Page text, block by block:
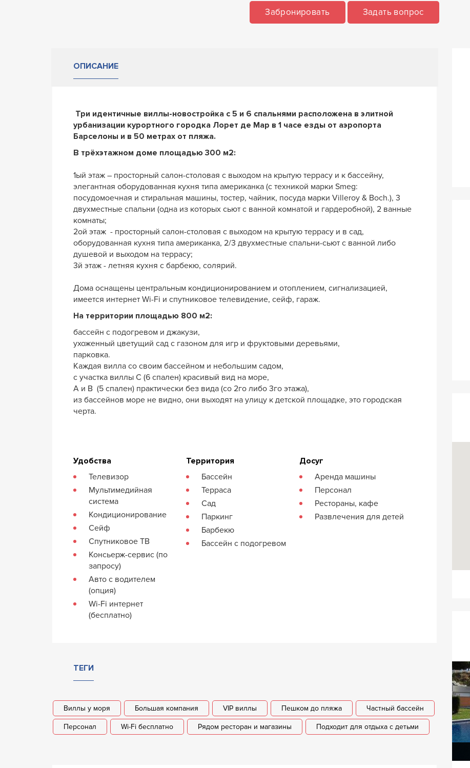
Забронировать Задать вопрос
ОПИСАНИЕ
Три идентичные виллы-новостройка с 5 и 6 спальнями расположена в элитной
урбанизации курортного городка Лорет де Мар в 1 часе езды от аэропорта
Барселоны и в 50 метрах от пляжа.
В трёхэтажном доме площадью 300 м2:
1ый этаж – просторный салон-столовая с выходом на крытую террасу и к бассейну,
элегантная оборудованная кухня типа американка (с техникой марки Smeg:
посудомоечная и стиральная машины, тостер, чайник, посуда марки Villeroy & Boch.), 3
двухместные спальни (одна из которых сьют с ванной комнатой и гардеробной), 2 ванные
комнаты;
2ой этаж - просторный салон-столовая с выходом на крытую террасу и в сад,
оборудованная кухня типа американка, 2/3 двухместные спальни-сьют с ванной либо
душевой и выходом на террасу;
3й этаж - летняя кухня с барбекю, солярий.
Дома оснащены центральным кондиционированием и отоплением, сигнализацией,
имеется интернет Wi-Fi и спутниковое телевидение, сейф, гараж.
На территории площадью 800 м2:
бассейн с подогревом и джакузи,
ухоженный цветущий сад с газоном для игр и фруктовыми деревьями,
парковка.
Каждая вилла со своим бассейном и небольшим садом,
с участка виллы С (6 спален) красивый вид на море,
А и В (5 спален) практически без вида (со 2го либо 3го этажа),
из бассейнов море не видно, они выходят на улицу к детской площадке, это городская
черта.
Удобства
Телевизор
Мультимедийная
система
Кондиционирование
Сейф
Спутниковое ТВ
Консьерж-сервис (по
запросу)
Авто с водителем
(опция)
Wi-Fi интернет
(бесплатно)
Территория
Бассейн
Терраса
Сад
Паркинг
Барбекю
Бассейн с подогревом
Досуг
Аренда машины
Персонал
Рестораны, кафе
Развлечения для детей
ТЕГИ
Виллы у моря Большая компания VIP виллы Пешком до пляжа Частный бассейн
Персонал Wi-Fi бесплатно Рядом ресторан и магазины Подходит для отдыха с детьми